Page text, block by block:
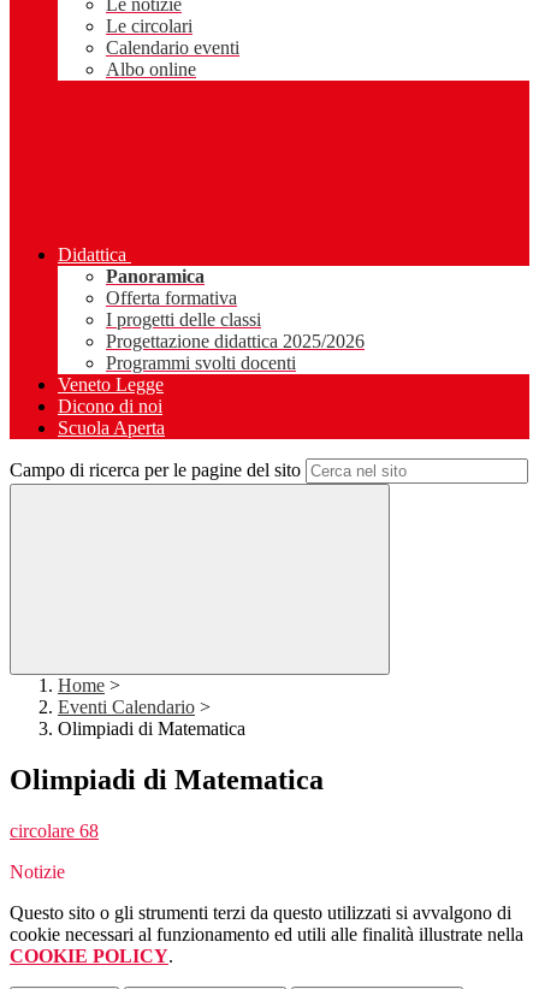
Le notizie
Le circolari
Calendario eventi
Albo online
Didattica
Panoramica
Offerta formativa
I progetti delle classi
Progettazione didattica 2025/2026
Programmi svolti docenti
Veneto Legge
Dicono di noi
Scuola Aperta
Campo di ricerca per le pagine del sito
Home >
Eventi Calendario >
Olimpiadi di Matematica
Olimpiadi di Matematica
circolare 68
Notizie
Questo sito o gli strumenti terzi da questo utilizzati si avvalgono di
cookie necessari al funzionamento ed utili alle finalità illustrate nella
COOKIE POLICY.